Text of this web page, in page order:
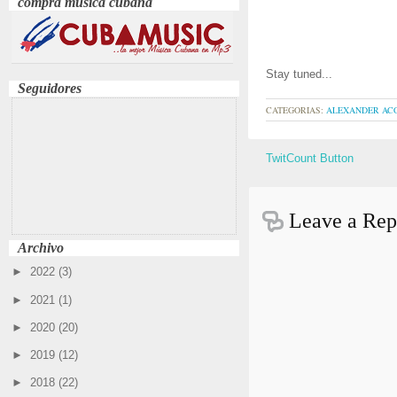
Seguidores
Archivo
► 2022 (3)
► 2021 (1)
► 2020 (20)
► 2019 (12)
► 2018 (22)
Stay tuned...
CATEGORIAS: ALEXANDER
TwitCount Button
Leave a